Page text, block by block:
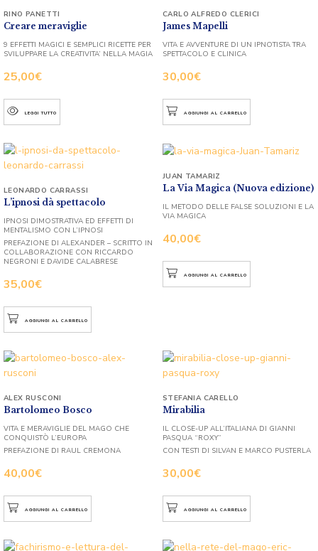
Creare meraviglie
25,00€
RINO PANETTI
9 EFFETTI MAGICI E SEMPLICI RICETTE PER
SVILUPPARE LA CREATIVITA’ NELLA MAGIA
LEGGI TUTTO
James Mapelli
30,00€
CARLO ALFREDO CLERICI
VITA E AVVENTURE DI UN IPNOTISTA TRA
SPETTACOLO E CLINICA
AGGIUNGI AL CARRELLO
L’ipnosi dà spettacolo
35,00€
LEONARDO CARRASSI
IPNOSI DIMOSTRATIVA ED EFFETTI DI
MENTALISMO CON L’IPNOSI
PREFAZIONE DI ALEXANDER – SCRITTO IN
COLLABORAZIONE CON RICCARDO
NEGRONI E DAVIDE CALABRESE
AGGIUNGI AL CARRELLO
La Via Magica (Nuova edizione)
40,00€
JUAN TAMARIZ
IL METODO DELLE FALSE SOLUZIONI E LA
VIA MAGICA
AGGIUNGI AL CARRELLO
Bartolomeo Bosco
40,00€
ALEX RUSCONI
VITA E MERAVIGLIE DEL MAGO CHE
CONQUISTÒ L’EUROPA
PREFAZIONE DI RAUL CREMONA
AGGIUNGI AL CARRELLO
Mirabilia
30,00€
STEFANIA CARELLO
IL CLOSE-UP ALL’ITALIANA DI GIANNI
PASQUA “ROXY”
CON TESTI DI SILVAN E MARCO PUSTERLA
AGGIUNGI AL CARRELLO